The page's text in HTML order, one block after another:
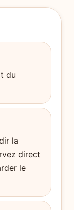
du
la
direct
le